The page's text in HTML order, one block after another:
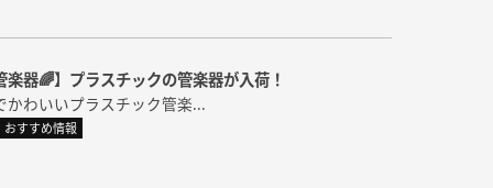
楽器🌈】プラスチックの管楽器が入荷！
かわいいプラスチック管楽...
おすすめ情報